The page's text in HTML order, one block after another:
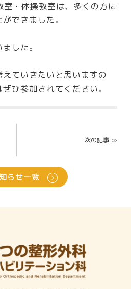
・体操教室は、多くの方に
できました。
した。
ていきたいと思いますの
ひ参加されてください。
次の記事 ≫
らせ一覧